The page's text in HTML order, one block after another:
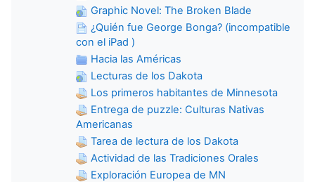
Graphic Novel: The Broken Blade
¿Quién fue George Bonga? (incompatible
con el iPad )
Hacia las Américas
Lecturas de los Dakota
Los primeros habitantes de Minnesota
Entrega de puzzle: Culturas Nativas
Americanas
Tarea de lectura de los Dakota
Actividad de las Tradiciones Orales
Exploración Europea de MN